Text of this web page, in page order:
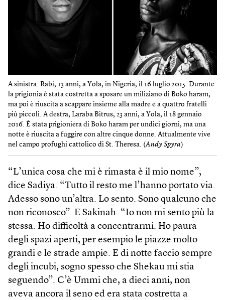
A sinistra: Rabi, 13 anni, a Yola, in Nigeria, il 16 luglio 2015. Durante
la prigionia è stata costretta a sposare un miliziano di Boko haram,
ma poi è riuscita a scappare insieme alla madre e a quattro fratelli
più piccoli. A destra, Laraba Bitrus, 23 anni, a Yola, il 18 gennaio
2016. È stata prigioniera di Boko haram per undici giorni, ma una
notte è riuscita a fuggire con altre cinque donne. Attualmente vive
nel campo profughi cattolico di St. Theresa. (Andy Spyra)
“L’unica cosa che mi è rimasta è il mio nome”,
dice Sadiya. “Tutto il resto me l’hanno portato via.
Adesso sono un’altra. Lo sento. Sono qualcuno che
non riconosco”. E Sakinah: “Io non mi sento più la
stessa. Ho difficoltà a concentrarmi. Ho paura
degli spazi aperti, per esempio le piazze molto
grandi e le strade ampie. E di notte faccio sempre
degli incubi, sogno spesso che Shekau mi stia
seguendo”. C’è Ummi che, a dieci anni, non
aveva ancora il seno ed era stata costretta a